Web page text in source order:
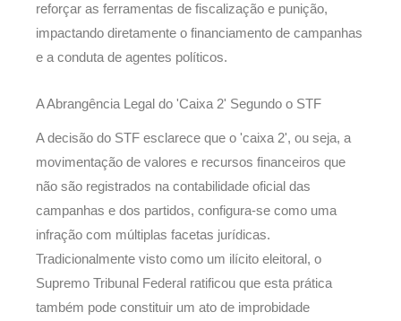
reforçar as ferramentas de fiscalização e punição,
impactando diretamente o financiamento de campanhas
e a conduta de agentes políticos.
A Abrangência Legal do 'Caixa 2' Segundo o STF
A decisão do STF esclarece que o 'caixa 2', ou seja, a
movimentação de valores e recursos financeiros que
não são registrados na contabilidade oficial das
campanhas e dos partidos, configura-se como uma
infração com múltiplas facetas jurídicas.
Tradicionalmente visto como um ilícito eleitoral, o
Supremo Tribunal Federal ratificou que esta prática
também pode constituir um ato de improbidade